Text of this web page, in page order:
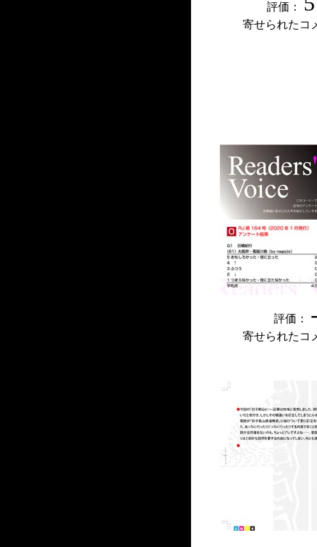
評価：
寄せられたコ
評価：
寄せられたコ